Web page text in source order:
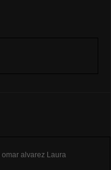
omar alvarez Laura